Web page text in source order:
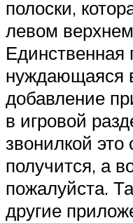
полоски,
левом верхнем
Единственная
добавление
в игровой
звонилкой это
получится, а
пожалуйста.
другие